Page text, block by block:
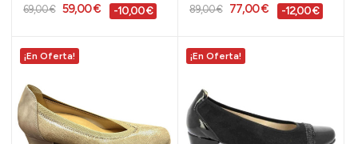
69,00 € 59,00 € -10,00 € 89,00 € 77,00 € -12,00 €
¡En Oferta! ¡En Oferta!